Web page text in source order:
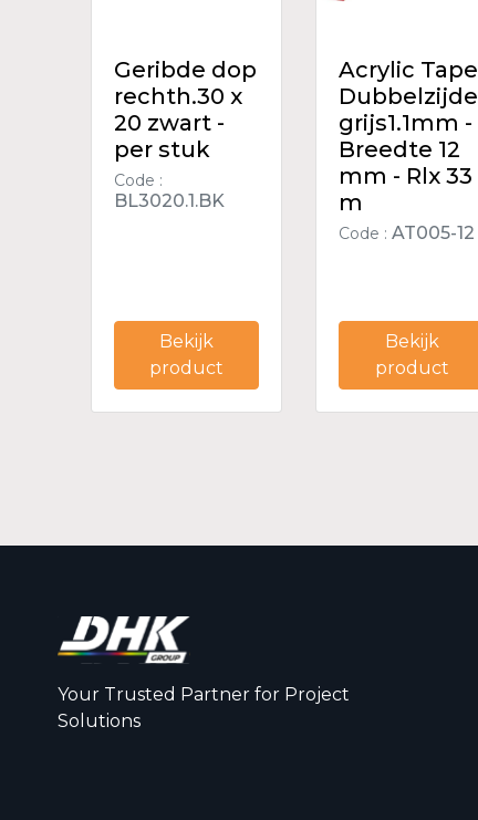
Geribde dop
rechth.30 x
20 zwart -
per stuk
Code :
BL3020.1.BK
Bekijk
product
Acrylic Tape
Dubbelzijde
grijs1.1mm -
Breedte 12
mm - Rlx 33
m
Code :AT005-12
Bekijk
product
Your Trusted Partner for Project
Solutions